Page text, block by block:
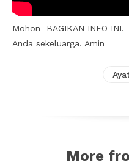
Mohon BAGIKAN INFO INI.
Anda sekeluarga. Amin
More